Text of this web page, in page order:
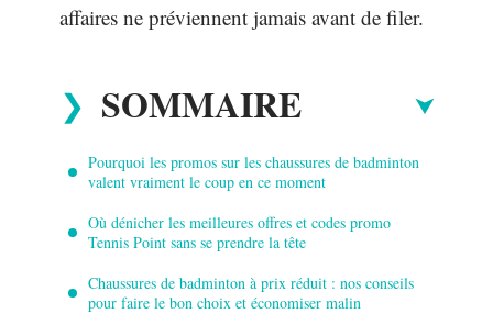
affaires ne préviennent jamais avant de filer.
SOMMAIRE
Pourquoi les promos sur les chaussures de badminton
valent vraiment le coup en ce moment
Où dénicher les meilleures offres et codes promo
Tennis Point sans se prendre la tête
Chaussures de badminton à prix réduit : nos conseils
pour faire le bon choix et économiser malin